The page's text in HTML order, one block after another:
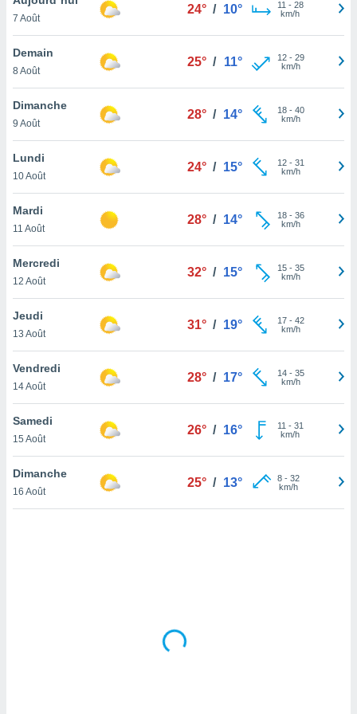
et
»,
au
vous
qu'ils
ou
le
ainsi
un
la
du
en
de
7 Août
24° / 10° 11 - 28
km/h
Demain
8 Août
25° / 11° 12- 29
km/h
Dimanche
9 Août
28° / 14° 18- 40
km/h
Lundi
10 Août
24° / 15° 12- 31
km/h
Mardi
11 Août
28° / 14° 18- 36
km/h
Mercredi
12 Août
32° / 15° 15- 35
km/h
Jeudi
13 Août
31° / 19° 17- 42
km/h
Vendredi
14 Août
28° / 17° 14- 35
km/h
Samedi
15 Août
26° / 16° 11 - 31
km/h
Dimanche
16 Août
25° / 13° 8- 32
km/h